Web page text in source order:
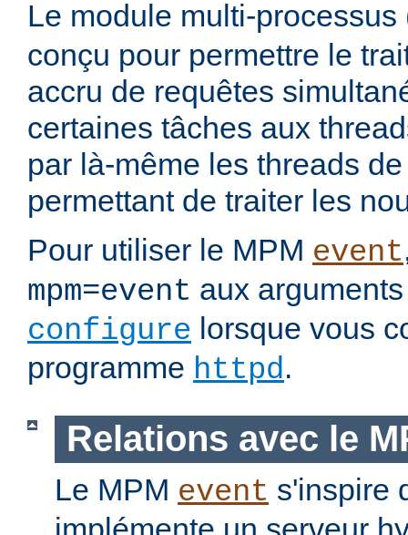
Le module multi-
conçu pour permettre le
accru de requêtes
certaines tâches aux
par là-même les threads
permettant de traiter les
Pour utiliser le MPM event
mpm=event aux
configure lorsque vous
programme httpd.
Relations avec le
Le MPM event s'inspire